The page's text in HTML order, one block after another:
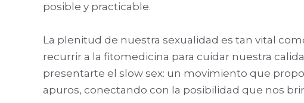
posible y practicable.
La plenitud de nuestra sexualidad es tan vital
recurrir a la fitomedicina para cuidar nuestra
presentarte el slow sex: un movimiento que
apuros, conectando con la posibilidad que nos